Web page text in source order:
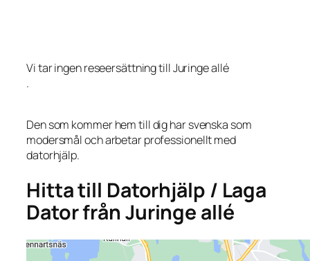
Vi tar ingen reseersättning till Juringe allé
.
Den som kommer hem till dig har svenska som
modersmål och arbetar professionellt med
datorhjälp.
Hitta till Datorhjälp / Laga
Dator från Juringe allé